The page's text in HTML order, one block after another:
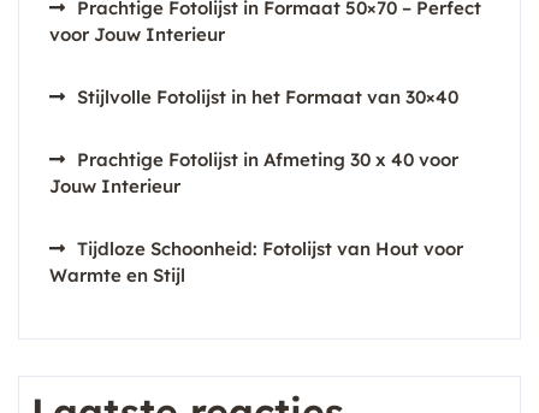
Prachtige Fotolijst in Formaat 50×70 – Perfect
voor Jouw Interieur
Stijlvolle Fotolijst in het Formaat van 30×40
Prachtige Fotolijst in Afmeting 30 x 40 voor
Jouw Interieur
Tijdloze Schoonheid: Fotolijst van Hout voor
Warmte en Stijl